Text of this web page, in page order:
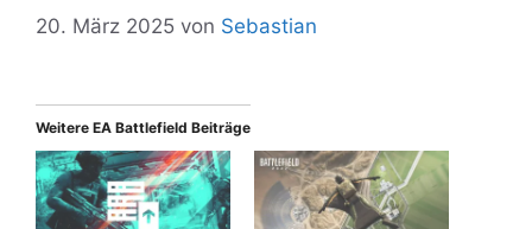
20. März 2025 von Sebastian
Weitere EA Battlefield Beiträge